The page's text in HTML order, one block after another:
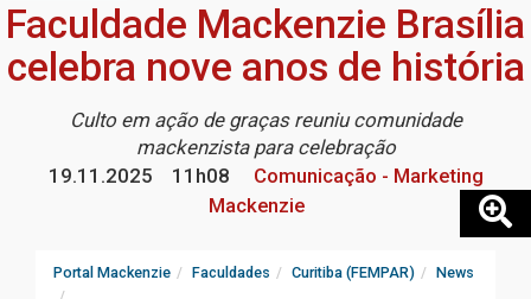
Faculdade Mackenzie Brasília
celebra nove anos de história
Culto em ação de graças reuniu comunidade
mackenzista para celebração
19.11.2025
11h08
Comunicação - Marketing
Mackenzie
Portal Mackenzie Faculdades Curitiba (FEMPAR) News